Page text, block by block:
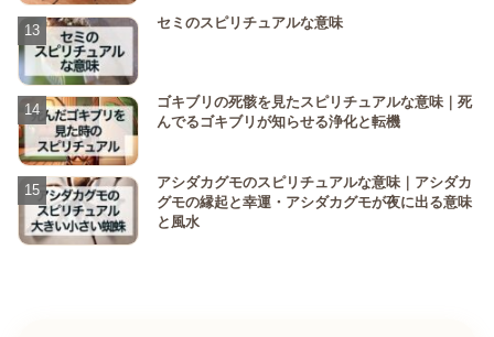
セミのスピリチュアルな意味
ゴキブリの死骸を見たスピリチュアルな意味｜死
んでるゴキブリが知らせる浄化と転機
アシダカグモのスピリチュアルな意味｜アシダカ
グモの縁起と幸運・アシダカグモが夜に出る意味
と風水